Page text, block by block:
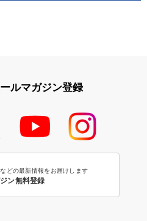
ルマガジン登録
どの最新情報をお届けします
ン無料登録